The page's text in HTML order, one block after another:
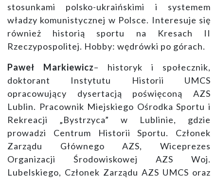
stosunkami polsko-ukraińskimi i systemem
władzy komunistycznej w Polsce. Interesuje się
również historią sportu na Kresach II
Rzeczypospolitej. Hobby: wędrówki po górach.
Paweł Markiewicz– historyk i społecznik,
doktorant Instytutu Historii UMCS
opracowujący dysertacją poświęconą AZS
Lublin. Pracownik Miejskiego Ośrodka Sportu i
Rekreacji „Bystrzyca” w Lublinie, gdzie
prowadzi Centrum Historii Sportu. Członek
Zarządu Głównego AZS, Wiceprezes
Organizacji Środowiskowej AZS Woj.
Lubelskiego, Członek Zarządu AZS UMCS oraz